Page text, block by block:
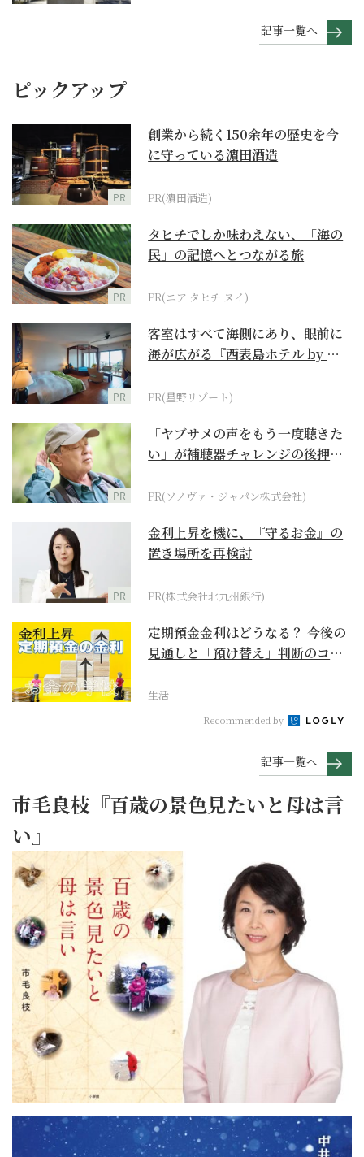
記事一覧へ
ピックアップ
PR
創業から続く150余年の歴史を今
に守っている濵田酒造
PR(濵田酒造)
PR
タヒチでしか味わえない、「海の
民」の記憶へとつながる旅
PR(エア タヒチ ヌイ)
PR
客室はすべて海側にあり、眼前に
海が広がる『西表島ホテル by 星
PR(星野リゾート)
PR
「ヤブサメの声をもう一度聴きた
い」が補聴器チャレンジの後押し
PR(ソノヴァ・ジャパン株式会社)
PR
金利上昇を機に、『守るお金』の
置き場所を再検討
PR(株式会社北九州銀行)
定期預金金利はどうなる？ 今後の
見通しと「預け替え」判断のコツ
生活
Recommended by
記事一覧へ
市毛良枝『百歳の景色見たいと母は言
い』